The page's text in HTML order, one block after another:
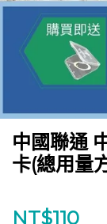
中國聯通
卡(總用量
NT$110